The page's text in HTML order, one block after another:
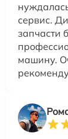
сервис.
запчасти
машину.